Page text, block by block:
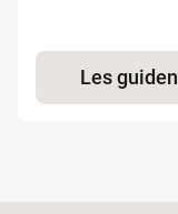
Les guiden